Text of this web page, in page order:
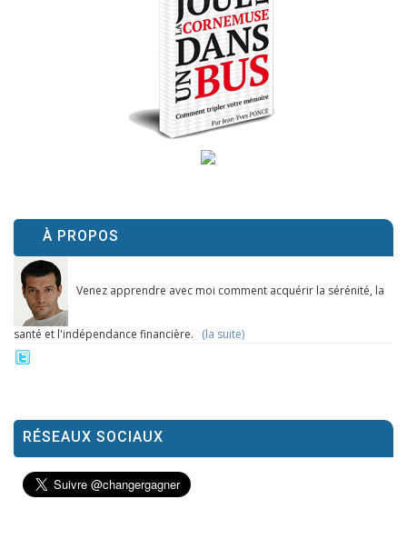
À PROPOS
Venez apprendre avec moi comment acquérir la sérénité, la
santé et l'indépendance financière. (la suite)
RÉSEAUX SOCIAUX